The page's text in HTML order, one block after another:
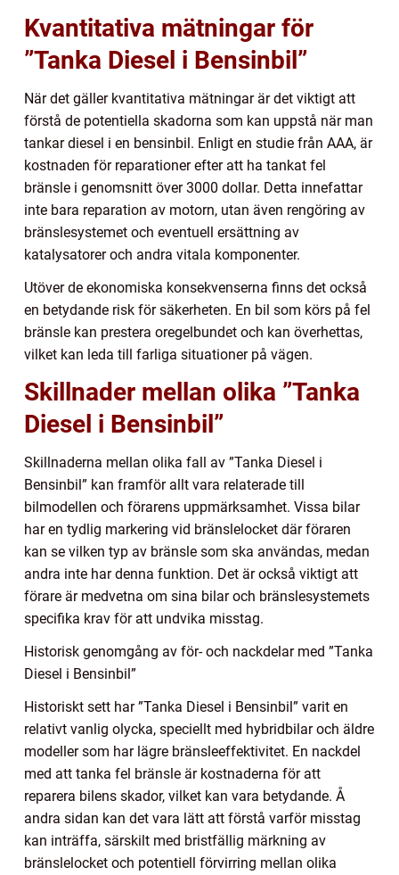
Kvantitativa mätningar för
”Tanka Diesel i Bensinbil”
När det gäller kvantitativa mätningar är det viktigt att
förstå de potentiella skadorna som kan uppstå när man
tankar diesel i en bensinbil. Enligt en studie från AAA, är
kostnaden för reparationer efter att ha tankat fel
bränsle i genomsnitt över 3000 dollar. Detta innefattar
inte bara reparation av motorn, utan även rengöring av
bränslesystemet och eventuell ersättning av
katalysatorer och andra vitala komponenter.
Utöver de ekonomiska konsekvenserna finns det också
en betydande risk för säkerheten. En bil som körs på fel
bränsle kan prestera oregelbundet och kan överhettas,
vilket kan leda till farliga situationer på vägen.
Skillnader mellan olika ”Tanka
Diesel i Bensinbil”
Skillnaderna mellan olika fall av ”Tanka Diesel i
Bensinbil” kan framför allt vara relaterade till
bilmodellen och förarens uppmärksamhet. Vissa bilar
har en tydlig markering vid bränslelocket där föraren
kan se vilken typ av bränsle som ska användas, medan
andra inte har denna funktion. Det är också viktigt att
förare är medvetna om sina bilar och bränslesystemets
specifika krav för att undvika misstag.
Historisk genomgång av för- och nackdelar med ”Tanka
Diesel i Bensinbil”
Historiskt sett har ”Tanka Diesel i Bensinbil” varit en
relativt vanlig olycka, speciellt med hybridbilar och äldre
modeller som har lägre bränsleeffektivitet. En nackdel
med att tanka fel bränsle är kostnaderna för att
reparera bilens skador, vilket kan vara betydande. Å
andra sidan kan det vara lätt att förstå varför misstag
kan inträffa, särskilt med bristfällig märkning av
bränslelocket och potentiell förvirring mellan olika